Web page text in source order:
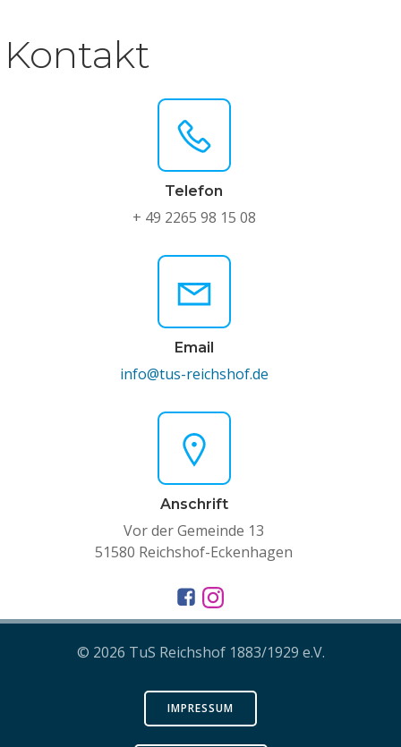
Kontakt
Telefon
+ 49 2265 98 15 08
Email
info@tus-reichshof.de
Anschrift
Vor der Gemeinde 13
51580 Reichshof-Eckenhagen
© 2026 TuS Reichshof 1883/1929 e.V.
IMPRESSUM